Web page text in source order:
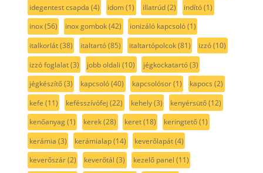
idegentest csapda (4) idom(1) illatrúd(2) indító(1)
inox(56) inox gombok(42) ionizáló kapcsoló(1)
italkorlát(38) italtartó(85) italtartópolcok(81) izzó(10)
izzó foglalat(3) jobb oldali (10) jégkockatartó(3)
jégkészítő(3) kapcsoló(40) kapcsolósor(1) kapocs (2)
kefe (11) kefésszívófej (22) kehely(3) kenyérsütő(12)
kenőanyag(1) kerek(28) keret(18) keringtető(1)
kerámia (3) kerámialap(14) keverőlapát(4)
keverőszár(2) keverőtál (3) kezelő panel (11)